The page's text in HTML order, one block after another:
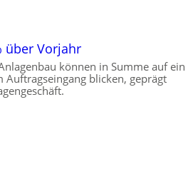
über Vorjahr
können in Summe auf ein
blicken, geprägt